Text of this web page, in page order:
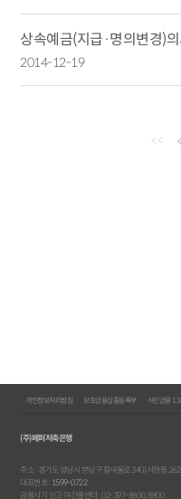
상속예금(지급·명의변경)
2014-12-19
<<
개인정보처리방침 보호금융상품등록부 서민금융
(주)페퍼저축은행
주소 : 경기도 성남시 분당구 황새울로 340(서현동
대표번호 : 1599-0722
금융사기 신고 야간콜센터 : 02-397-8600, 8800